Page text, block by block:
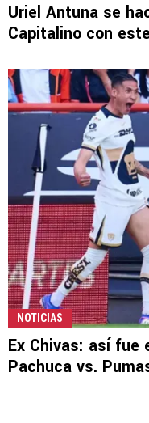
Uriel Antuna se
Capitalino con
NOTICIAS
Ex Chivas: así fue
Pachuca vs.